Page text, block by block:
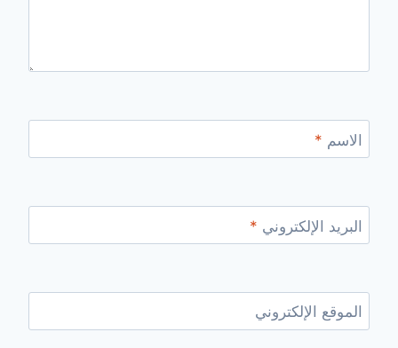
الاسم *
البريد الإلكتروني *
الموقع الإلكتروني